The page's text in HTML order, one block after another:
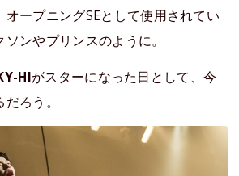
オープニングSEとして使用されてい
ンやプリンスのように。
HIがスターになった日として、今
ろう。